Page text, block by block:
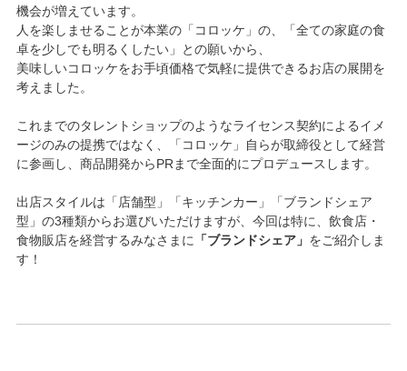
機会が増えています。
人を楽しませることが本業の「コロッケ」の、「全ての家庭の食
卓を少しでも明るくしたい」との願いから、
美味しいコロッケをお手頃価格で気軽に提供できるお店の展開を
考えました。
これまでのタレントショップのようなライセンス契約によるイメ
ージのみの提携ではなく、「コロッケ」自らが取締役として経営
に参画し、商品開発からPRまで全面的にプロデュースします。
出店スタイルは「店舗型」「キッチンカー」「ブランドシェア
型」の3種類からお選びいただけますが、今回は特に、飲食店・
食物販店を経営するみなさまに
「ブランドシェア」 をご紹介しま
す！